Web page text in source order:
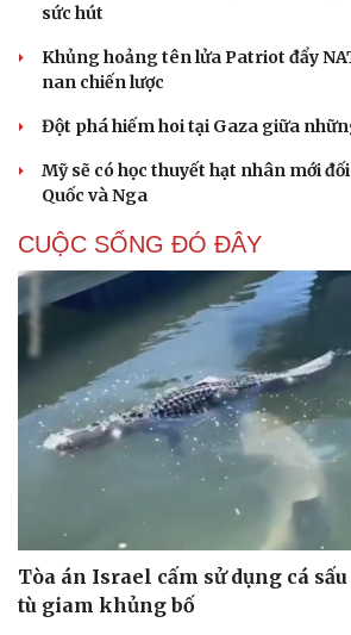
sức hút
Khủng hoảng tên lửa Patriot đẩy
nan chiến lược
Đột phá hiếm hoi tại Gaza giữa
Mỹ sẽ có học thuyết hạt nhân mới
Quốc và Nga
CUỘC SỐNG ĐÓ ĐÂY
Tòa án Israel cấm sử dụng cá
tù giam khủng bố